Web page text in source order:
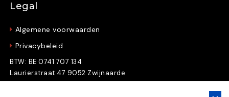
Legal
Algemene voorwaarden
Privacybeleid
BTW: BE 0741 707 134
Laurierstraat 47 9052 Zwijnaarde